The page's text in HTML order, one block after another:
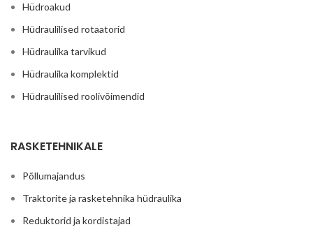
Hüdroakud
Hüdraulilised rotaatorid
Hüdraulika tarvikud
Hüdraulika komplektid
Hüdraulilised roolivõimendid
RASKETEHNIKALE
Põllumajandus
Traktorite ja rasketehnika hüdraulika
Reduktorid ja kordistajad